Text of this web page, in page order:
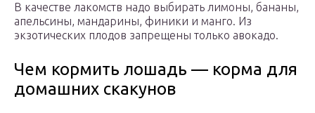
В качестве лакомств надо выбирать лимоны, бананы,
апельсины, мандарины, финики и манго. Из
экзотических плодов запрещены только авокадо.
Чем кормить лошадь — корма для
домашних скакунов